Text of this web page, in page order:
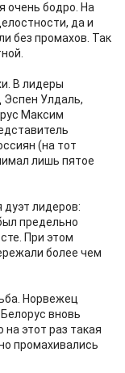
очень бодро. На
да и
без промахов. Так
В лидеры
Эспен Улдаль,
Максим
(на тот
лишь пятое
лидеров:
предельно
При этом
более чем
Норвежец
вновь
этот раз такая
промахивались